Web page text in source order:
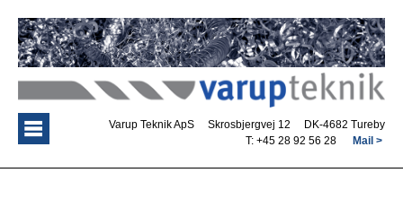
Varup Teknik ApS Skrosbjergvej 12 DK-4682 Tureby
T: +45 28 92 56 28
Mail >